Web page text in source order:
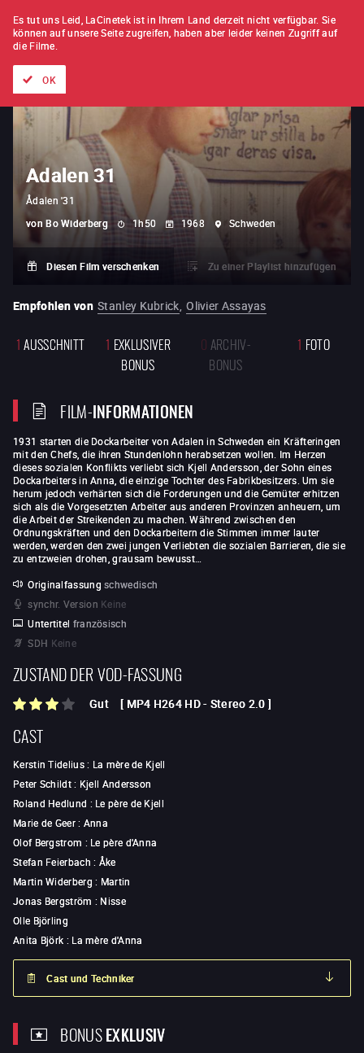
FILM FÜR FILM ABONNEMENT
Adalen 31
Ådalen '31
von Bo Widerberg 1h50 1968 Schweden
Diesen Film verschenken Zu einer Playlist hinzufügen
Empfohlen von Stanley Kubrick, Olivier Assayas
1 AUSSCHNITT 1 EXKLUSIVER
BONUS
0 ARCHIV-
BONUS
1 FOTO
FILM-INFORMATIONEN
1931 starten die Dockarbeiter von Adalen in Schweden ein Kräfteringen
mit den Chefs, die ihren Stundenlohn herabsetzen wollen. Im Herzen
dieses sozialen Konflikts verliebt sich Kjell Andersson, der Sohn eines
Dockarbeiters in Anna, die einzige Tochter des Fabrikbesitzers. Um sie
herum jedoch verhärten sich die Forderungen und die Gemüter erhitzen
sich als die Vorgesetzten Arbeiter aus anderen Provinzen anheuern, um
die Arbeit der Streikenden zu machen. Während zwischen den
Ordnungskräften und den Dockarbeitern die Stimmen immer lauter
werden, werden den zwei jungen Verliebten die sozialen Barrieren, die sie
zu entzweien drohen, grausam bewusst…
Originalfassung schwedisch
synchr. Version Keine
Untertitel französisch
SDH Keine
ZUSTAND DER VOD-FASSUNG
Gut [ MP4 H264 HD- Stereo 2.0 ]
CAST
Kerstin Tidelius: La mère de Kjell
Peter Schildt: Kjell Andersson
Roland Hedlund : Le père de Kjell
Marie de Geer: Anna
Olof Bergstrom : Le père d'Anna
Stefan Feierbach : Åke
Martin Widerberg : Martin
Jonas Bergström : Nisse
Olle Björling
Anita Björk : La mère d'Anna
Cast und Techniker
BONUSEXKLUSIV
Es tut uns Leid, LaCinetek ist in Ihrem Land derzeit nicht verfügbar. Sie
können auf unsere Seite zugreifen, haben aber leider keinen Zugriff auf
die Filme.
OK